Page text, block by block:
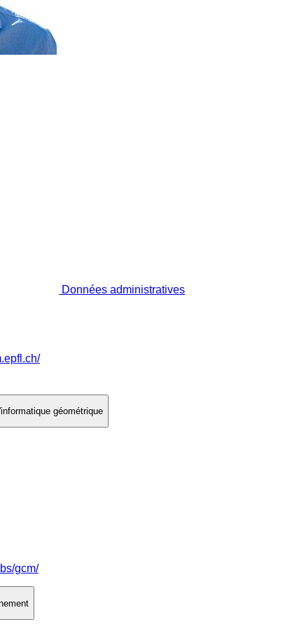
Données administratives
géométrique
gcm/